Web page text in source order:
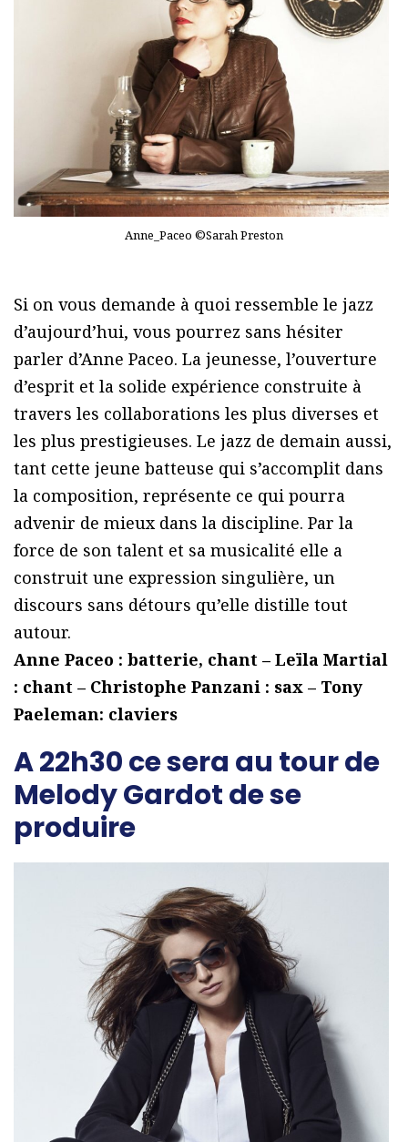
Anne_Paceo ©Sarah Preston
Si on vous demande à quoi ressemble le jazz
d’aujourd’hui, vous pourrez sans hésiter
parler d’Anne Paceo. La jeunesse, l’ouverture
d’esprit et la solide expérience construite à
travers les collaborations les plus diverses et
les plus prestigieuses. Le jazz de demain aussi,
tant cette jeune batteuse qui s’accomplit dans
la composition, représente ce qui pourra
advenir de mieux dans la discipline. Par la
force de son talent et sa musicalité elle a
construit une expression singulière, un
discours sans détours qu’elle distille tout
autour.
Anne Paceo : batterie, chant – Leïla Martial
: chant – Christophe Panzani : sax – Tony
Paeleman: claviers
A 22h30 ce sera au tour de
Melody Gardot de se
produire